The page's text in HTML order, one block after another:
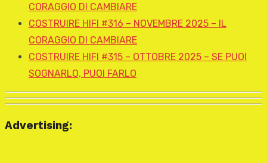
CORAGGIO DI CAMBIARE
COSTRUIRE HIFI #316 – NOVEMBRE 2025 – IL
CORAGGIO DI CAMBIARE
COSTRUIRE HIFI #315 – OTTOBRE 2025 – SE PUOI
SOGNARLO, PUOI FARLO
Advertising: